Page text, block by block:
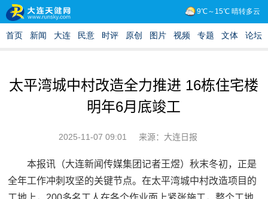
太平湾城中村改造全力推进 16栋住宅楼
明年6月底竣工
2025-11-07 09:01 来源：大连日报
本报讯（大连新闻传媒集团记者王煜）秋末冬初，正是
全年工作冲刺攻坚的关键节点。在太平湾城中村改造项目的